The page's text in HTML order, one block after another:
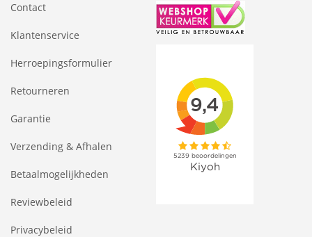
Contact
Klantenservice
Herroepingsformulier
Retourneren
Garantie
Verzending & Afhalen
Betaalmogelijkheden
Reviewbeleid
Privacybeleid